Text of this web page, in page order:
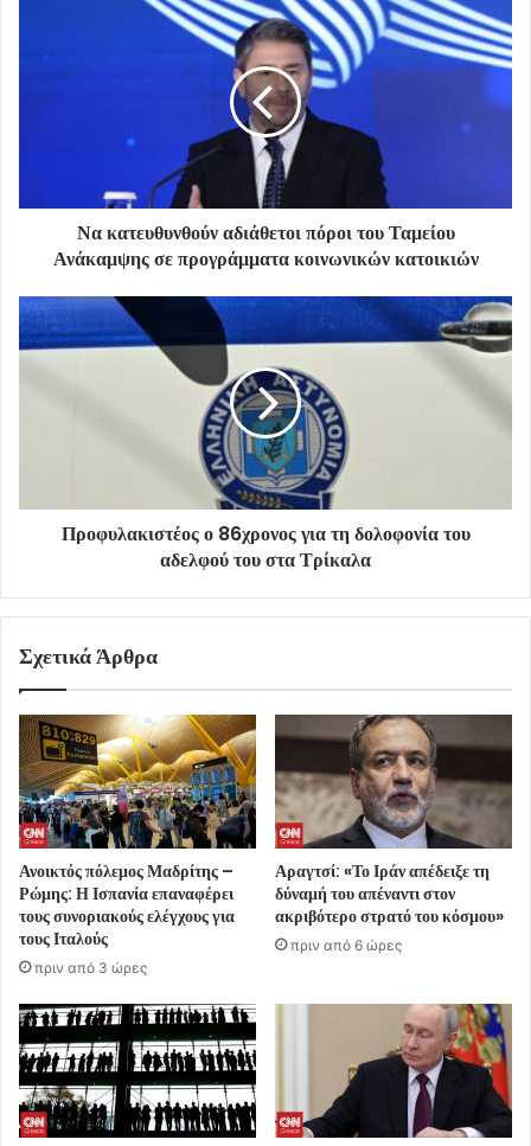
Να κατευθυνθούν αδιάθετοι πόροι του Ταμείου
Ανάκαμψης σε προγράμματα κοινωνικών κατοικιών
Προφυλακιστέος ο 86χρονος για τη δολοφονία του
αδελφού του στα Τρίκαλα
Σχετικά Άρθρα
Ανοικτός πόλεμος Μαδρίτης –
Ρώμης: Η Ισπανία επαναφέρει
τους συνοριακούς ελέγχους για
τους Ιταλούς
πριν από 3 ώρες
Αραγτσί: «Το Ιράν απέδειξε τη
δύναμή του απέναντι στον
ακριβότερο στρατό του κόσμου»
πριν από 6 ώρες